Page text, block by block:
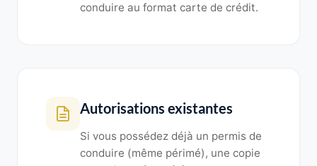
conduire au format carte de crédit.
Autorisations existantes
Si vous possédez déjà un permis de
conduire (même périmé), une copie